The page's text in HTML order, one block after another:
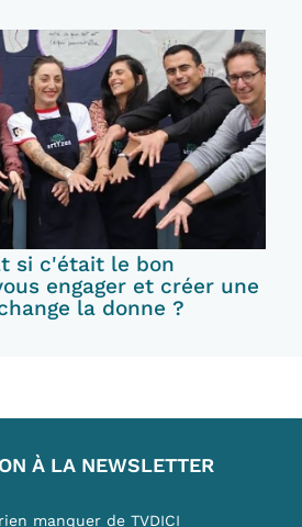
si c'était le bon
engager et créer une
la donne ?
À LA NEWSLETTER
manquer de TVDICI